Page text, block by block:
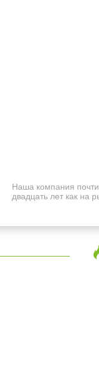
Наша компания почти
двадцать лет как на